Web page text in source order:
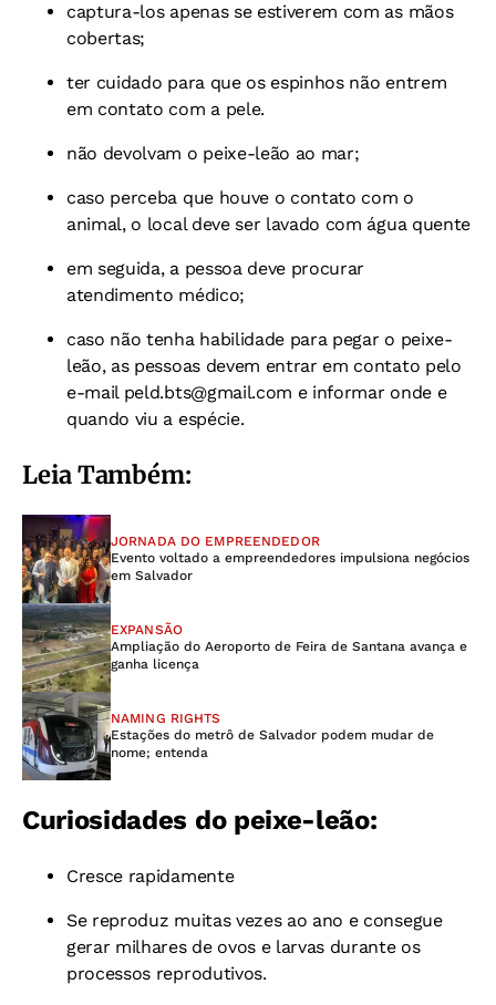
captura-los apenas se estiverem com as mãos
cobertas;
ter cuidado para que os espinhos não entrem
em contato com a pele.
não devolvam o peixe-leão ao mar;
caso perceba que houve o contato com o
animal, o local deve ser lavado com água quente
em seguida, a pessoa deve procurar
atendimento médico;
caso não tenha habilidade para pegar o peixe-
leão, as pessoas devem entrar em contato pelo
e-mail peld.bts@gmail.com e informar onde e
quando viu a espécie.
Leia Também:
JORNADA DO EMPREENDEDOR
Evento voltado a empreendedores impulsiona negócios
em Salvador
EXPANSÃO
Ampliação do Aeroporto de Feira de Santana avança e
ganha licença
NAMING RIGHTS
Estações do metrô de Salvador podem mudar de
nome; entenda
Curiosidades do peixe-leão:
Cresce rapidamente
Se reproduz muitas vezes ao ano e consegue
gerar milhares de ovos e larvas durante os
processos reprodutivos.